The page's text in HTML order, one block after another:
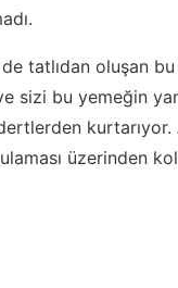
tatlıdan oluşan
sizi bu yemeğin
kurtarıyor.
üzerinden